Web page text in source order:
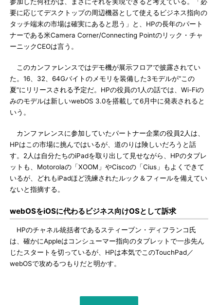
要に応じてデスクトップの周辺機器として使えるビジネス指向の
タッチ端末の市場は確実にあると思う」と、HPの長年のパート
ナーである米Camera Corner/Connecting Pointのリック・チャ
ーニックCEOは言う。
このカンファレンスではデモ機が展示フロアで披露されてい
た。16、32、64Gバイトのメモリを装備した3モデルが“この
夏”にリリースされる予定だ。HPの役員の1人の話では、Wi-Fiの
みのモデルは新しいwebOS 3.0を搭載して6月中に発表されると
いう。
カンファレンスに参加していたパートナー企業の役員2人は、
HPはこの市場に挑んではいるが、道のりは険しいだろうと話
す。2人は自分たちのiPadを取り出して見せながら、HPのタブレ
ットも、Motorolaの「XOOM」やCiscoの「Cius」もよくできて
いるが、どれもiPadほど洗練されたルック＆フィールを備えてい
ないと指摘する。
webOSをiOSに代わるビジネス向けOSとして訴求
HPのチャネル統括者であるスティーブン・ディフランコ氏
は、確かにAppleはコンシューマー指向のタブレットで一歩先ん
じたスタートを切っているが、HPは本気でこのTouchPad／
webOSで攻めるつもりだと明かす。